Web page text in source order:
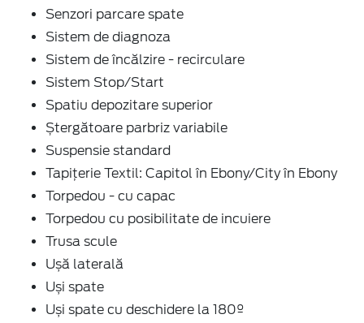
Senzori parcare spate
Sistem de diagnoza
Sistem de încălzire - recirculare
Sistem Stop/Start
Spatiu depozitare superior
Ștergătoare parbriz variabile
Suspensie standard
Tapițerie Textil: Capitol în Ebony/City în Ebony
Torpedou - cu capac
Torpedou cu posibilitate de incuiere
Trusa scule
Ușă laterală
Uși spate
Uși spate cu deschidere la 180º